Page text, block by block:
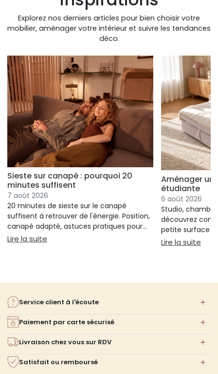
Explorez nos derniers articles pour bien choisir votre
mobilier, aménager votre intérieur et suivre les tendances
déco.
Sieste sur canapé : pourquoi 20
minutes suffisent
7 août 2026
20 minutes de sieste sur le canapé
suffisent à retrouver de l'énergie. Position,
canapé adapté, astuces pratiques pour
bien s'installer.
Lire la suite : Sieste sur canapé : pourquoi 20 minutes
Aménager un
étudiante
6 août 2026
Studio,
découvrez
petite surface à
confort ni
Lire la suite
Service client à l'écoute
Paiement par carte sécurisé
Livraison chez vous sur RDV
Satisfait ou remboursé